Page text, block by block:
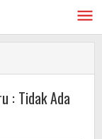
: Tidak Ada